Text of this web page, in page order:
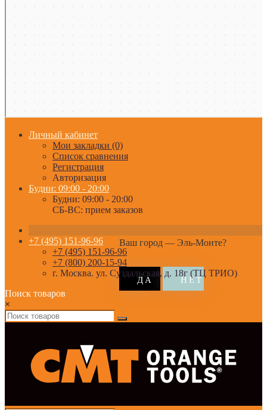
Личный кабинет
Мои закладки (0)
Список сравнения
Регистрация
Авторизация
Будни: 09:00 - 20:00
Будни: 09:00 - 20:00
СБ-ВС: прием заказов
Ваш город — Эль-Монте?
+7 (495) 151-96-96
+7 (495) 151-96-96
+7 (800) 200-15-94
г. Москва. ул. Суздальская, д. 18г (ТЦ ТРИО)
Поиск товаров
×